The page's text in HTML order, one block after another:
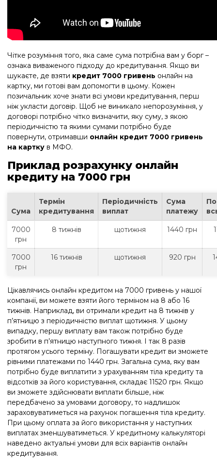
Чітке розуміння того, яка саме сума потрібна вам у борг –
ознака виваженого підходу до кредитування. Якщо ви
шукаєте, де взяти кредит 7000 гривень онлайн на
картку, ми готові вам допомогти в цьому. Кожен
позичальник хоче знати всі умови кредитування, перш
ніж укласти договір. Щоб не виникало непорозуміння, у
договорі потрібно чітко визначити, яку суму, з якою
періодичністю та якими сумами потрібно буде
повернути, отримавши онлайн кредит 7000 гривень
на картку в МФО.
Приклад розрахунку онлайн
кредиту на 7000 грн
Сума
Термін
кредитування
Періодичність
виплат
Сума
платежу
7000
грн
8 тижнів щотижня 1440 грн
7000
грн
16 тижнів щотижня 920 грн
Цікавлячись онлайн кредитом на 7000 гривень у нашої
компанії, ви можете взяти його терміном на 8 або 16
тижнів. Наприклад, ви отримали кредит на 8 тижнів у
п’ятницю з періодичністю виплат щотижня. У цьому
випадку, першу виплату вам також потрібно буде
зробити в п’ятницю наступного тижня. І так 8 разів
протягом усього терміну. Погашувати кредит ви зможете
рівними платежами по 1440 грн. Загальна сума, яку вам
потрібно буде виплатити з урахуванням тіла кредиту та
відсотків за його користування, складає 11520 грн. Якщо
ви зможете здійснювати виплати більше, ніж
передбачено за умовами договору, то надлишок
зараховуватиметься на рахунок погашення тіла кредиту.
При цьому оплата за його використання у наступних
виплатах зменшуватиметься. У кредитному калькуляторі
наведено актуальні умови для всіх варіантів онлайн
кредитування.